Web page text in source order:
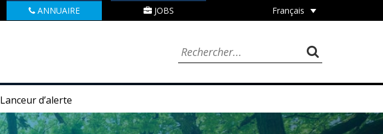
ANNUAIRE JOBS Français
Lanceur d’alerte